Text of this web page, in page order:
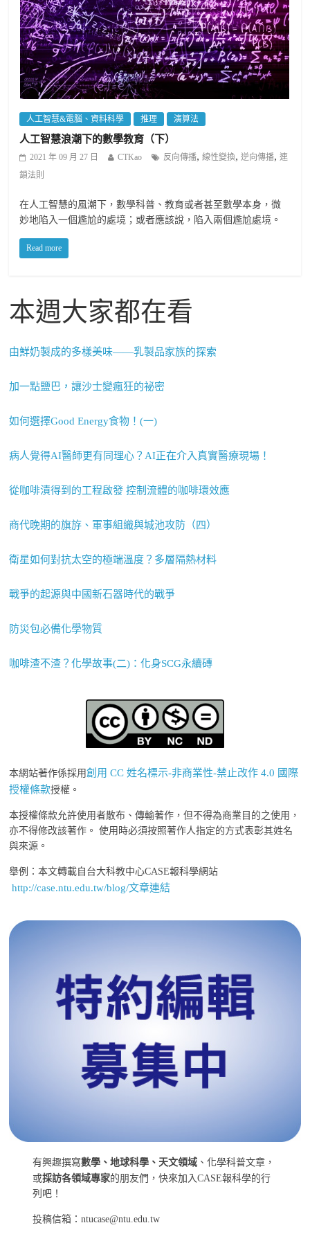
人工智慧&電腦、資料科學 推理 演算法
人工智慧浪潮下的數學教育（下）
2021 年 09 月 27 日 CTKao 反向傳播,線性變換,逆向傳播,連
鎖法則
在人工智慧的風潮下，數學科普、教育或者甚至數學本身，微
妙地陷入一個尷尬的處境；或者應該說，陷入兩個尷尬處境。
Read more
本週大家都在看
由鮮奶製成的多樣美味——乳製品家族的探索
加一點鹽巴，讓沙士變瘋狂的祕密
如何選擇Good Energy食物！(一)
病人覺得AI醫師更有同理心？AI正在介入真實醫療現場！
從咖啡漬得到的工程啟發 控制流體的咖啡環效應
商代晚期的旗斿、軍事組織與城池攻防（四）
衛星如何對抗太空的極端溫度？多層隔熱材料
戰爭的起源與中國新石器時代的戰爭
防災包必備化學物質
咖啡渣不渣？化學故事(二)：化身SCG永續磚
本網站著作係採用創用 CC 姓名標示-非商業性-禁止改作 4.0 國際
授權條款授權。
本授權條款允許使用者散布、傳輸著作，但不得為商業目的之使用，
亦不得修改該著作。 使用時必須按照著作人指定的方式表彰其姓名
與來源。
舉例：本文轉載自台大科教中心CASE報科學網站
http://case.ntu.edu.tw/blog/文章連結
有興趣撰寫數學、地球科學、天文領域 、化學科普文章，
或採訪各領域專家的朋友們，快來加入CASE報科學的行
列吧！
投稿信箱：ntucase@ntu.edu.tw